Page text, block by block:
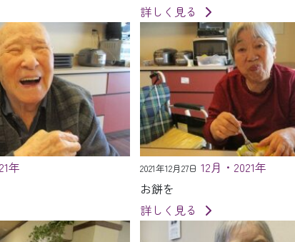
詳しく見る
年
2021年12月27日 12月・2021年
お餅を
詳しく見る